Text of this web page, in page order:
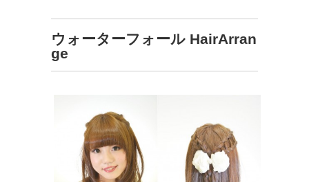
ウォーターフォール HairArran
ge